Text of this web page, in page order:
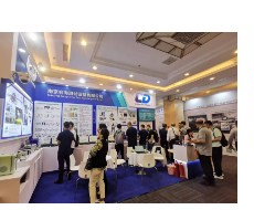
研讨及产品展示等多种形式
跃探索合作空间，为电磁
了新动能。产品展示展会